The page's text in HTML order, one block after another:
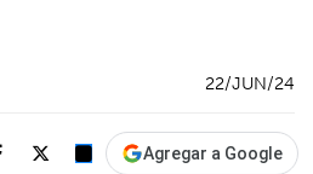
22/JUN/24
Agregar a Google